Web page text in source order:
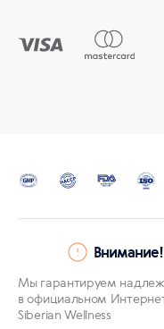
Мы гарантируем
в официальном
Siberian Wellness